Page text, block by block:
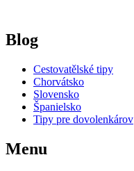
Blog
Cestovatělské tipy
Chorvátsko
Slovensko
Španielsko
Tipy pre dovolenkárov
Menu